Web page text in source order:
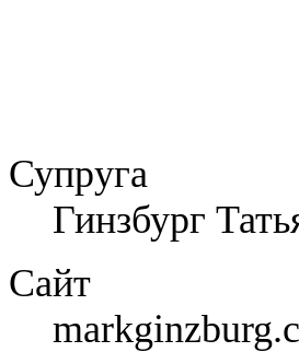
Супруга
Гинзбург
Сайт